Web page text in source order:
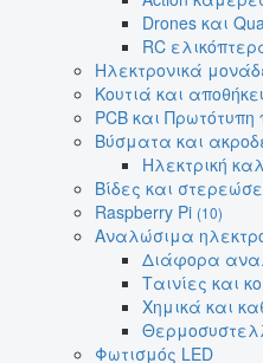
Drones και
RC
Ηλεκτρονικά
Κουτιά και
PCB και
Βύσματα και
Ηλεκτρική
Βίδες και
Raspberry Pi (10)
Αναλώσιμα
Διάφορα
Ταινίες και
Χημικά και
Φωτισμός LED